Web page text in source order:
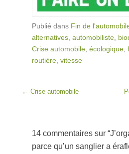
Publié dans Fin de
alternatives automobiliste
Crise automobile écologique
routière vitesse
Post navigation
← Crise automobile
14 commentaires sur “
parce qu’un sanglier a